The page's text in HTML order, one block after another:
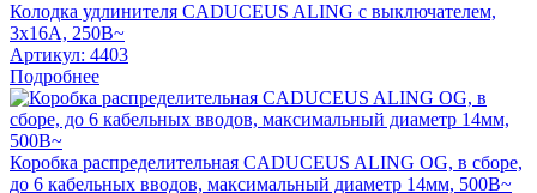
Колодка удлинителя CADUCEUS ALING с выключателем,
3х16А, 250В~
Артикул: 4403
Подробнее
Коробка распределительная CADUCEUS ALING OG, в сборе,
до 6 кабельных вводов, максимальный диаметр 14мм, 500В~